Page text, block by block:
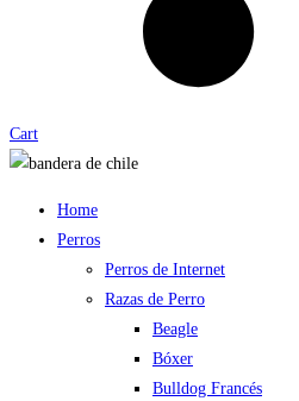
Cart
Home
Perros
Perros de Internet
Razas de Perro
Beagle
Bóxer
Bulldog Francés